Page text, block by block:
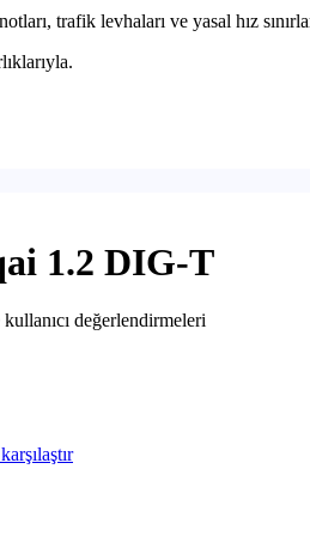
trafik levhaları ve yasal hız
1.2 DIG-T
değerlendirmeleri